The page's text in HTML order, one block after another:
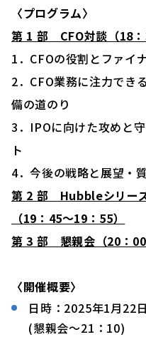
〈プログラム〉
第 1 部 CFO対談（18：
1．CFOの役割とファイ
2．CFO業務に注力でき
備の道のり
3．IPOに向けた攻めと
ト
4．今後の戦略と展望・
第 2 部 Hubbleシリー
（19 ： 45～19：55）
第 3 部 懇親会（20：00
〈開催概要〉
日時：2025年1月
(懇親会～21：10)